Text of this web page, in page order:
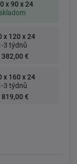
x 90 x 24
skladom
x 120 x 24
3 týdnů
382,00 €
x 160 x 24
3 týdnů
819,00 €